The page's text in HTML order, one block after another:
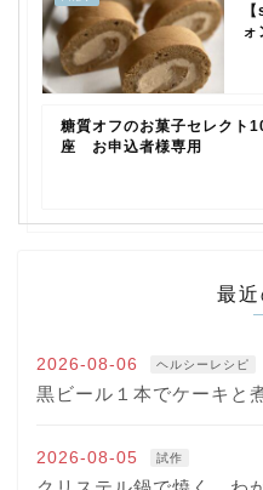
糖質オフのお菓子セレクト
座 お申込者様専用
最
2026-08-06 ヘルシーレシピ
黒ビール１本でケーキと
2026-08-05 試作